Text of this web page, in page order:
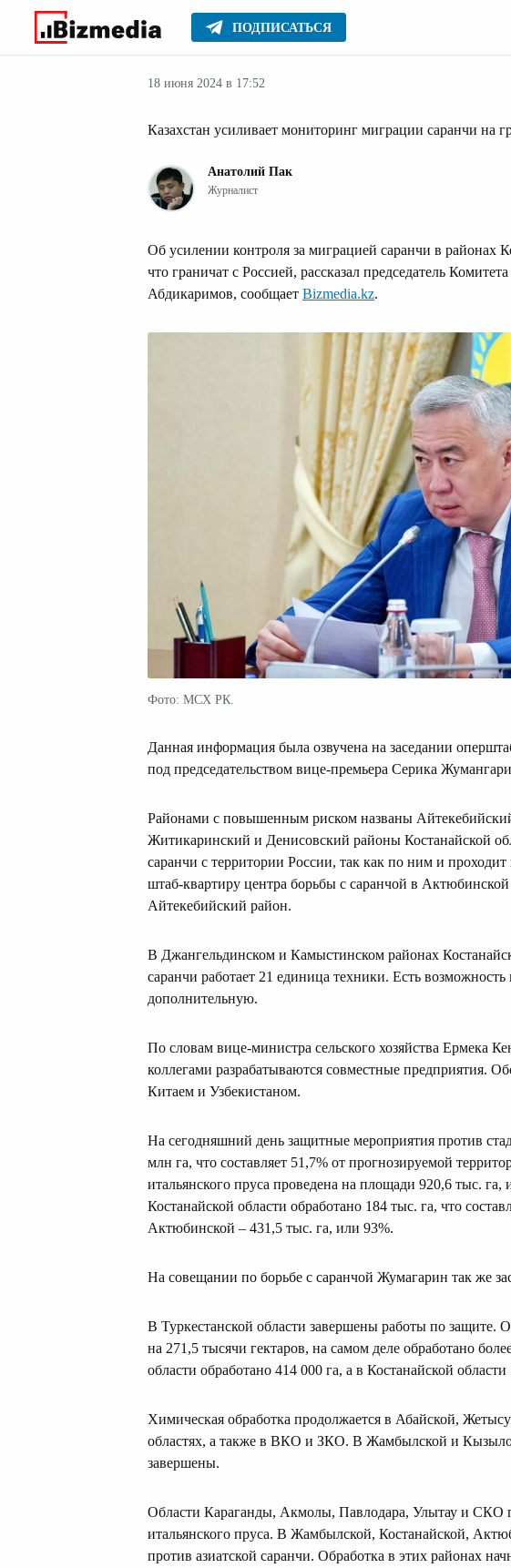
ПОДПИСАТЬСЯ
Главное Новости Новости Казахстана
18 июня 2024 в 17:52
Казахстан усиливает мониторинг миграции саранчи на
Анатолий Пак
Журналист
Об усилении контроля за миграцией саранчи в районах
что граничат с Россией, рассказал председатель
Абдикаримов, сообщает Bizmedia.kz.
Фото: МСХ РК.
Данная информация была озвучена на заседании
под председательством вице-премьера Серика
Районами с повышенным риском названы
Житикаринский и Денисовский районы Костанайской
саранчи с территории России, так как по ним и
штаб-квартиру центра борьбы с саранчой в
Айтекебийский район.
В Джангельдинском и Камыстинском районах
саранчи работает 21 единица техники. Есть
дополнительную.
По словам вице-министра сельского хозяйства Ермека
коллегами разрабатываются совместные предприятия.
Китаем и Узбекистаном.
На сегодняшний день защитные мероприятия против
млн га, что составляет 51,7% от прогнозируемой
итальянского пруса проведена на площади 920,6 тыс.
Костанайской области обработано 184 тыс. га, что
Актюбинской – 431,5 тыс. га, или 93%.
На совещании по борьбе с саранчой Жумагарин так же
В Туркестанской области завершены работы по защите.
на 271,5 тысячи гектаров, на самом деле обработано
области обработано 414 000 га, а в Костанайской области
Химическая обработка продолжается в Абайской,
областях, а также в ВКО и ЗКО. В Жамбылской и
завершены.
Области Караганды, Акмолы, Павлодара, Улытау и СКО
итальянского пруса. В Жамбылской, Костанайской,
против азиатской саранчи. Обработка в этих районах